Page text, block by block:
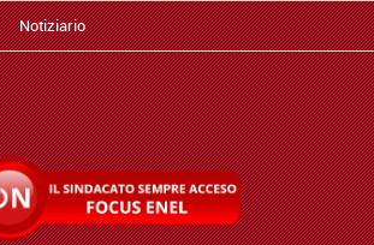
Notiziario